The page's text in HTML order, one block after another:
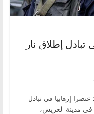
إرهابيا فى تبادل إطلاق نار
أعلنت وزارة الداخلية، اليوم، مصرع 17 عنصرا إرهابيا في تبادل
فى مدينة العريش،